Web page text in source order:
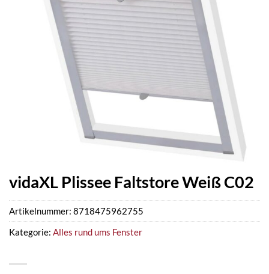
vidaXL Plissee Faltstore Weiß C02
Artikelnummer: 8718475962755
Kategorie: Alles rund ums Fenster